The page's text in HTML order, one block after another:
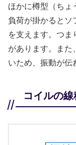
ほかに樽型（ちょ
負荷が掛かるとソ
を支えます。つま
があります。また
いため、振動が伝
コイルの線